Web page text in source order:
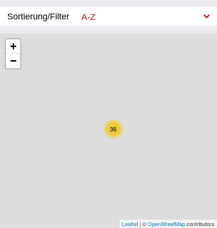
Sortierung/Filter
A-Z
Niederösterreich
Oberösterreich
Vorarlberg
36
+
−
Leaflet | ©OpenStreetMapcontributors